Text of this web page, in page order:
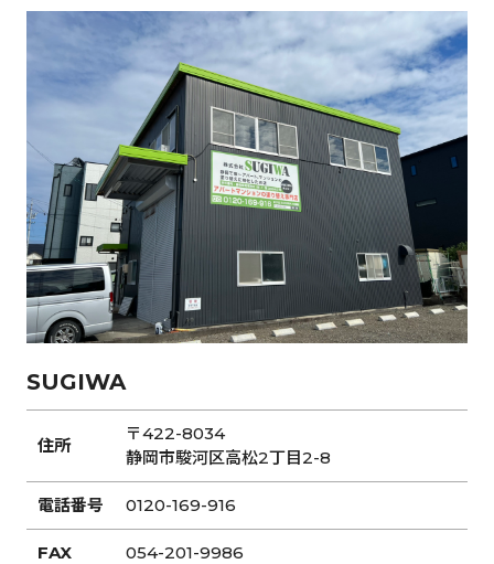
SUGIWA
住所
〒422-8034
静岡市駿河区高松2丁目2-8
電話番号 0120-169-916
FAX 054-201-9986